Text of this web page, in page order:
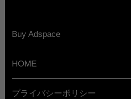
Buy Adspace
HOME
プライバシーポリシー